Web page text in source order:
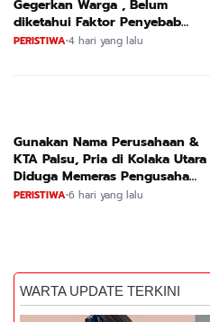
Gegerkan Warga , Belum
diketahui Faktor Penyebab
Suara
PERISTIWA•4 hari yang lalu
Gunakan Nama Perusahaan &
KTA Palsu, Pria di Kolaka Utara
Diduga Memeras Pengusaha
Tambang dan Minyak
PERISTIWA•6 hari yang lalu